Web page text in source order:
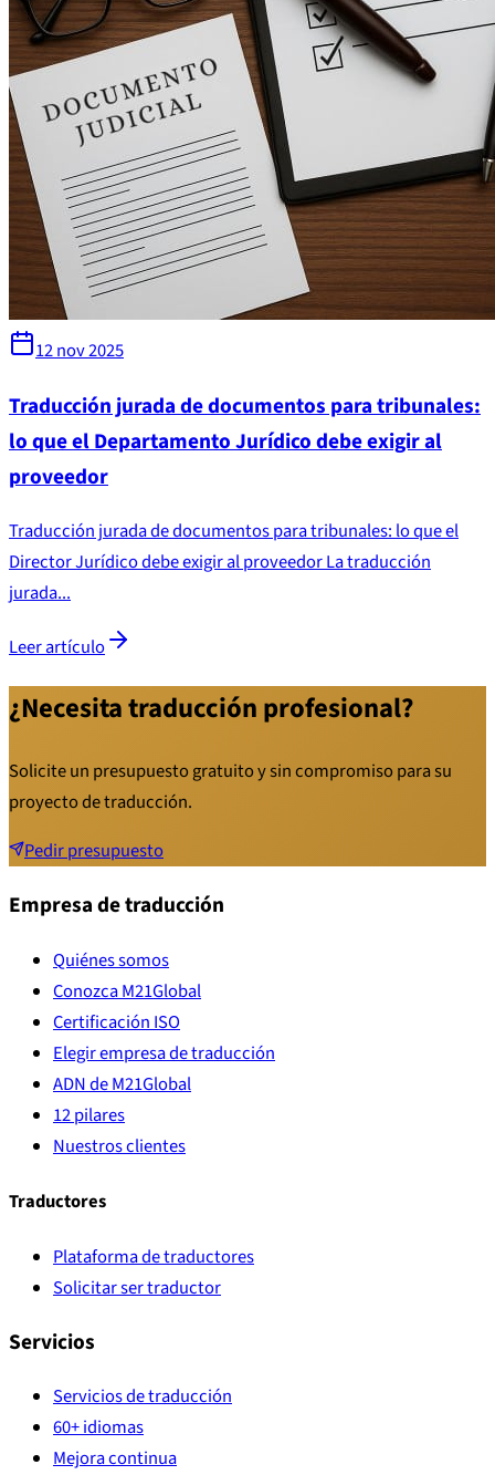
12 nov 2025
Traducción jurada de documentos para tribunales:
lo que el Departamento Jurídico debe exigir al
proveedor
Traducción jurada de documentos para tribunales: lo que el
Director Jurídico debe exigir al proveedor La traducción
jurada...
Leer artículo
¿Necesita traducción profesional?
Solicite un presupuesto gratuito y sin compromiso para su
proyecto de traducción.
Pedir presupuesto
Empresa de traducción
Quiénes somos
Conozca M21Global
Certificación ISO
Elegir empresa de traducción
ADN de M21Global
12 pilares
Nuestros clientes
Traductores
Plataforma de traductores
Solicitar ser traductor
Servicios
Servicios de traducción
60+ idiomas
Mejora continua